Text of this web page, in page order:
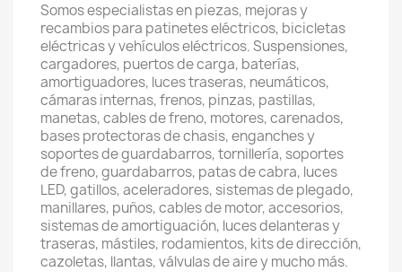
Somos especialistas en piezas, mejoras y
recambios para patinetes eléctricos, bicicletas
eléctricas y vehículos eléctricos. Suspensiones,
cargadores, puertos de carga, baterías,
amortiguadores, luces traseras, neumáticos,
cámaras internas, frenos, pinzas, pastillas,
manetas, cables de freno, motores, carenados,
bases protectoras de chasis, enganches y
soportes de guardabarros, tornillería, soportes
de freno, guardabarros, patas de cabra, luces
LED, gatillos, aceleradores, sistemas de plegado,
manillares, puños, cables de motor, accesorios,
sistemas de amortiguación, luces delanteras y
traseras, mástiles, rodamientos, kits de dirección,
cazoletas, llantas, válvulas de aire y mucho más.